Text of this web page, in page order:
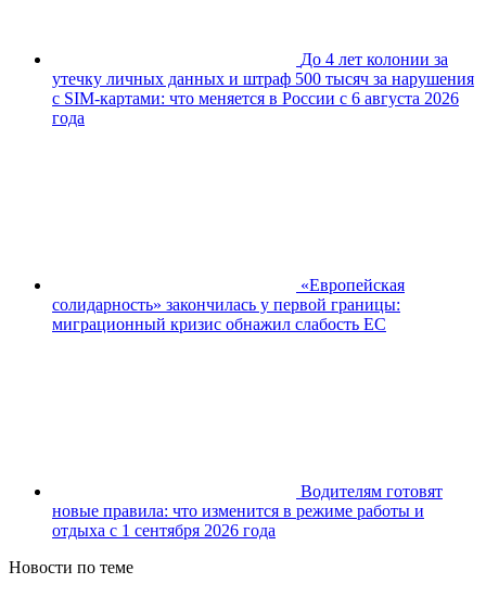
До 4 лет колонии за
утечку личных данных и штраф 500 тысяч за нарушения
с SIM-картами: что меняется в России с 6 августа 2026
года
«Европейская
солидарность» закончилась у первой границы:
миграционный кризис обнажил слабость ЕС
Водителям готовят
новые правила: что изменится в режиме работы и
отдыха с 1 сентября 2026 года
Новости по теме